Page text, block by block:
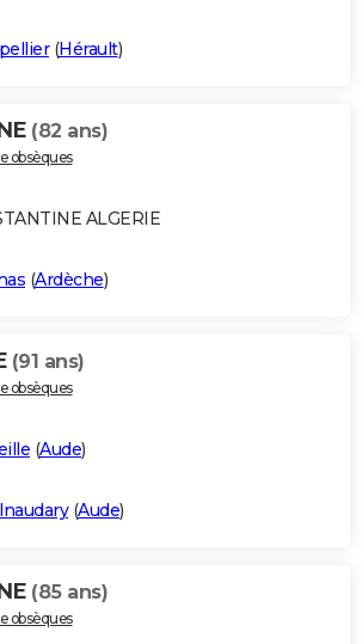
(Hérault)
(82 ans)
obsèques
ALGERIE
(Ardèche)
(91 ans)
obsèques
(Aude)
(Aude)
(85 ans)
obsèques